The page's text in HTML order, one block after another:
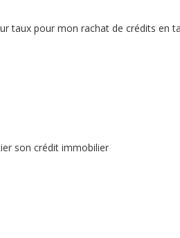
taux pour mon rachat de crédits en
son crédit immobilier